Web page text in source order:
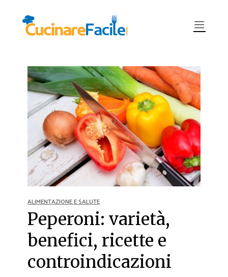
ALIMENTAZIONE E SALUTE
Peperoni: varietà,
benefici, ricette e
controindicazioni